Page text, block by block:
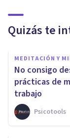
Quizás te
MEDITACIÓN Y
No consigo
prácticas de
trabajo
Psicotools